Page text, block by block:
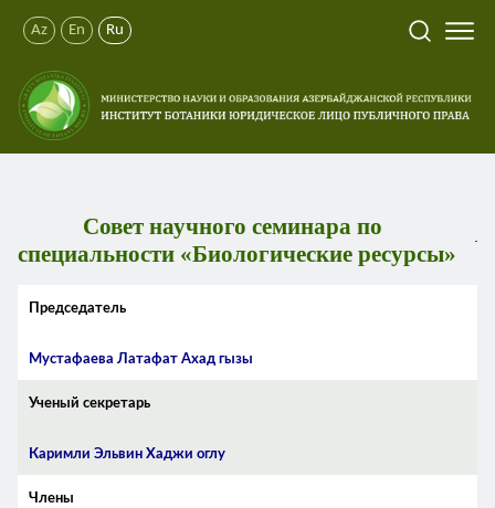
Az En Ru
Совет научного семинара по
специальности «Биологические ресурсы»
Председатель
Мустафаева Латафат Ахад гызы
Ученый секретарь
Каримли Эльвин Хаджи оглу
Члены